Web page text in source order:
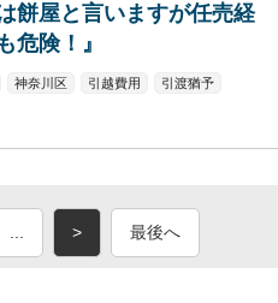
餅屋と言いますが任売経
危険！』
神奈川区 引越費用 引渡猶予
> 最後へ